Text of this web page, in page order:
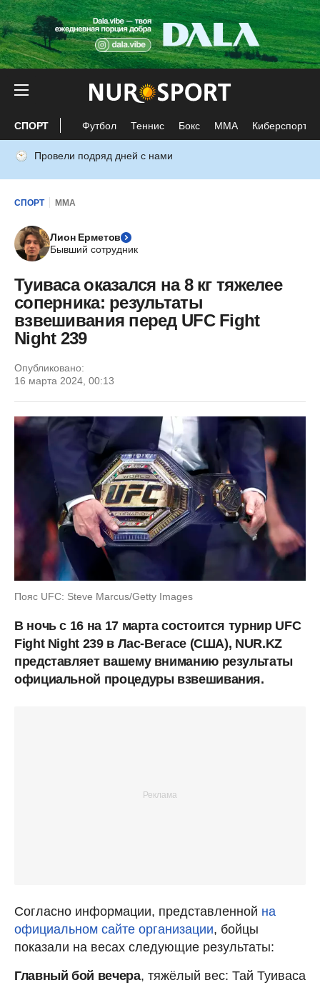
СПОРТ Футбол Теннис Бокс ММА Киберспорт
Провели подряд дней с нами
СПОРТ ММА
Лион Ерметов
Бывший сотрудник
Туиваса оказался на 8 кг тяжелее
соперника: результаты
взвешивания перед UFC Fight
Night 239
Опубликовано:
16 марта 2024, 00:13
Пояс UFC: Steve Marcus/Getty Images
В ночь с 16 на 17 марта состоится турнир UFC
Fight Night 239 в Лас-Вегасе (США), NUR.KZ
представляет вашему вниманию результаты
официальной процедуры взвешивания.
Согласно информации, представленной на
официальном сайте организации, бойцы
показали на весах следующие результаты:
Главный бой вечера, тяжёлый вес: Тай Туиваса